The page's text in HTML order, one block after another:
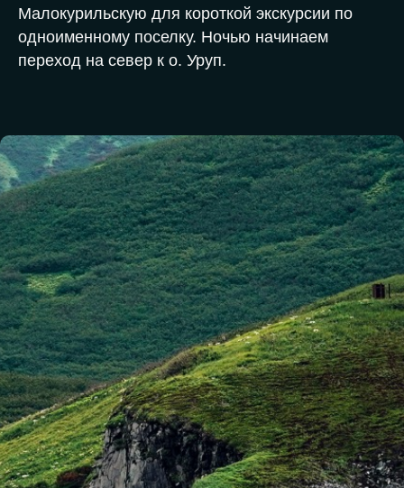
Малокурильскую для короткой экскурсии по
одноименному поселку. Ночью начинаем
переход на север к о. Уруп.